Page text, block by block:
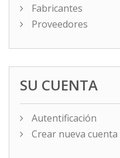
Fabricantes
Proveedores
SU CUENTA
Autentificación
Crear nueva cuenta